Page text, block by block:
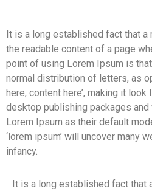
It is a long established fact that
the readable content of a page
point of using Lorem Ipsum is
normal distribution of letters, as
here, content here’, making it
desktop publishing packages
Lorem Ipsum as their default
‘lorem ipsum’ will uncover many
infancy.
It is a long established fact that